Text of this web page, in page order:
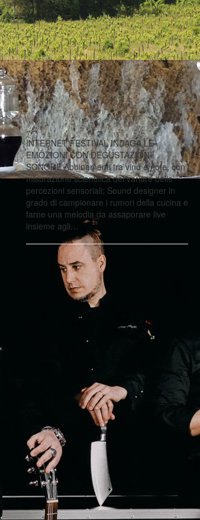
INTERNET FESTIVAL INDAGA LE
EMOZIONI CON DEGUSTAZIONI
SONORE Abbinamenti tra vino e note, con
misurazione scientifica del variare delle
percezioni sensoriali; Sound designer in
grado di campionare i rumori della cucina e
farne una melodia da assaporare live
insieme agli…